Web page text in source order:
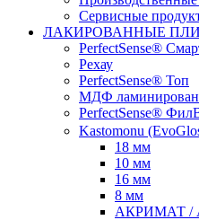
Сервисные
ЛАКИРОВАННЫЕ
PerfectSense®
Рехау
PerfectSense® Топ
МДФ
PerfectSense®
Kastomonu
18 мм
10 мм
16 мм
8 мм
АКРИМАТ /